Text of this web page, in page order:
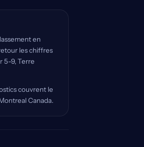
en
les chiffres
5-9, Terre
couvrent le
Canada.